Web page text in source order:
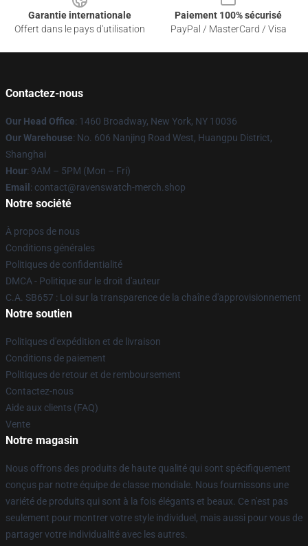
Garantie internationale
Offert dans le pays d'utilisation
Paiement 100% sécurisé
PayPal / MasterCard / Visa
Contactez-nous
Our Head Office: 1460 Broadway, New York, NY 10036
Our Warehouse: No. 606 Nanjing Road West, Huangpu District,
Shanghai
Hour: 9AM – 5PM (Mon – Fri)
Email : contact@ravenswatch-merch.shop
Notre société
À propos de nous
Conditions générales
Politiques de confidentialité
DMCA - Politique sur le droit d'auteur
C.A. SB657 : Loi sur la transparence de la chaîne d'approvisionnement
Notre soutien
Politiques d'expédition et de livraison
Conditions de paiement
Politiques de retour et de remboursement
Contactez-nous
Aide aux clients (FAQ)
Vente
Notre magasin
Nous offrons des produits de haute qualité qui sont spécifiquement
conçus par notre équipe de classe mondiale. Nous fournissons une
variété de produits qui sont à la fois élégants et beaux. Ce n'est pas
seulement pour montrer votre style individuel, mais aussi pour vous de
partager votre individualité avec les autres.